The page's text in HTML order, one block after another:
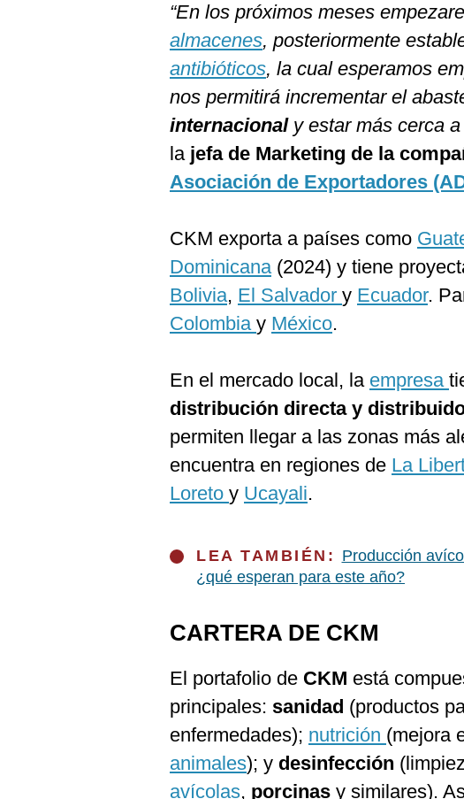
“En los próximos meses
almacenes, posteriormente
antibióticos, la cual esperamos
nos permitirá incrementar el
internacional y estar más cerca
la jefa de Marketing de la
Asociación de Exportadores
CKM exporta a países como
Dominicana(2024) y tiene
Bolivia, El Salvador y Ecuador.
Colombia y México.
En el mercado local, la empresa
distribución directa y
permiten llegar a las zonas más
encuentra en regiones de La
Loreto y Ucayali.
LEA TAMBIÉN: Producción
¿qué esperan para este año?
CARTERA DE CKM
El portafolio de CKM está
principales: sanidad (productos
enfermedades); nutrición (mejora
animales); y desinfección
avícolas, porcinas y similares).